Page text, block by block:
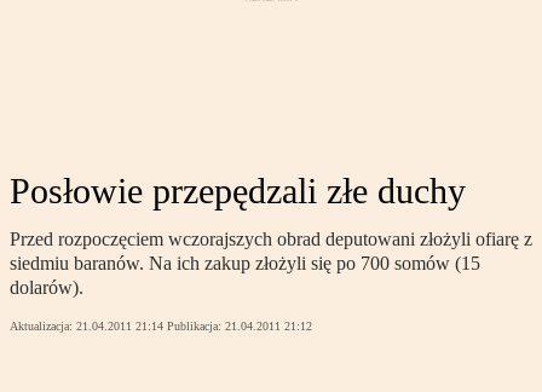
Posłowie przepędzali złe duchy
Przed rozpoczęciem wczorajszych obrad deputowani złożyli ofiarę z
siedmiu baranów. Na ich zakup złożyli się po 700 somów (15
dolarów).
Aktualizacja: 21.04.2011 21:14 Publikacja: 21.04.2011 21:12